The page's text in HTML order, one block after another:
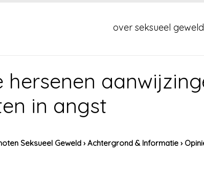
over seksueel geweld
hersenen
in angst
Seksueel Geweld › Achtergrond & Informatie ›